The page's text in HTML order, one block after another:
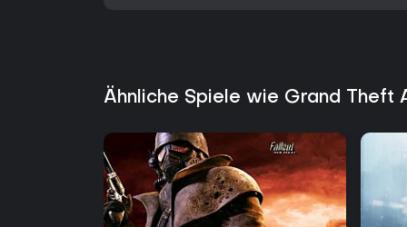
Ähnliche Spiele wie Grand Theft